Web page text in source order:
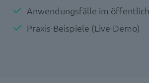
Anwendungsfälle im
Praxis-Beispiele (Live-Demo)